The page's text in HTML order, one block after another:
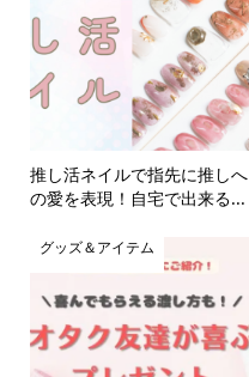
推し活ネイルで指先に推しへ
の愛を表現！自宅で出来る...
グッズ＆アイテム